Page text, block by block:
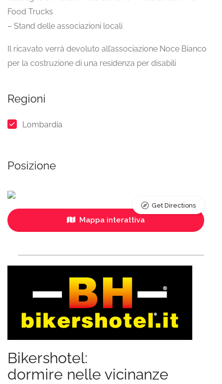
Food Trucks
– Stand delle associazioni locali
Il ricavato verrà devoluto all’associazione Noce Bianco
per la costruzione di una residenza per disabili
Regioni
Lombardia
Posizione
Mappa interattiva
Get Directions
Bikershotel:
dormire nelle vicinanze